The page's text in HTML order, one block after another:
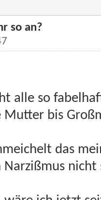
so an?
alle so
Mutter bis
das
nicht